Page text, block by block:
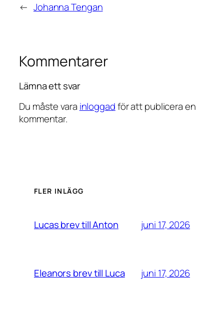
← Johanna Tengan
Kommentarer
Lämna ett svar
Du måste vara inloggadför att publicera en
kommentar.
FLER INLÄGG
Lucas brev till Anton juni 17, 2026
Eleanors brev till Luca juni 17, 2026